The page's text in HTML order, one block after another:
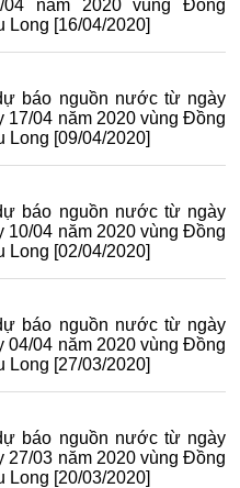
04 năm 2020 vùng Đồng
Long [16/04/2020]
báo nguồn nước từ ngày
17/04 năm 2020 vùng Đồng
Long [09/04/2020]
báo nguồn nước từ ngày
10/04 năm 2020 vùng Đồng
Long [02/04/2020]
báo nguồn nước từ ngày
04/04 năm 2020 vùng Đồng
Long [27/03/2020]
báo nguồn nước từ ngày
27/03 năm 2020 vùng Đồng
Long [20/03/2020]